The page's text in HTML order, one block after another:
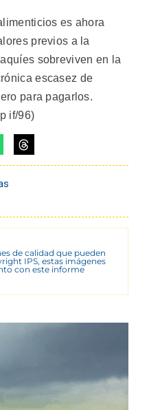
es ahora
previos a la
sobreviven en la
escasez de
para pagarlos.
if/96)
de calidad que pueden
IPS, estas imágenes
con este informe